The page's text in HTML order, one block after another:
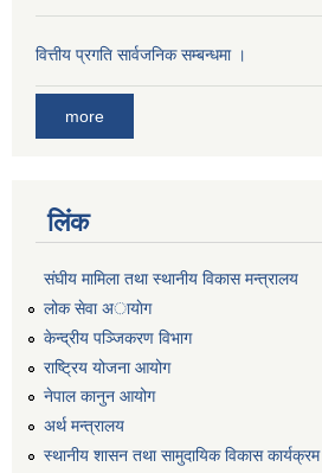
वित्तीय प्रगति सार्वजनिक सम्बन्धमा ।
more
लिंक
संघीय मामिला तथा स्थानीय विकास मन्त्रालय
लोक सेवा अायाेग
केन्द्रीय पञ्जिकरण विभाग
राष्ट्रिय योजना आयोग
नेपाल कानुन आयोग
अर्थ मन्त्रालय
स्थानीय शासन तथा सामुदायिक विकास कार्यक्रम